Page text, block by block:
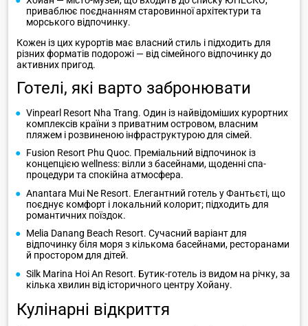
приваблює поєднанням старовинної архітектури та
морського відпочинку.
Кожен із цих курортів має власний стиль і підходить для
різних форматів подорожі — від сімейного відпочинку до
активних пригод.
Готелі, які варто забронювати
Vinpearl Resort Nha Trang. Один із найвідоміших курортних
комплексів країни з приватним островом, власним
пляжем і розвиненою інфраструктурою для сімей.
Fusion Resort Phu Quoc. Преміальний відпочинок із
концепцією wellness: вілли з басейнами, щоденні спа-
процедури та спокійна атмосфера.
Anantara Mui Ne Resort. Елегантний готель у Фантьєті, що
поєднує комфорт і локальний колорит; підходить для
романтичних поїздок.
Melia Danang Beach Resort. Сучасний варіант для
відпочинку біля моря з кількома басейнами, ресторанами
й простором для дітей.
Silk Marina Hoi An Resort. Бутик-готель із видом на річку, за
кілька хвилин від історичного центру Хойану.
Кулінарні відкриття